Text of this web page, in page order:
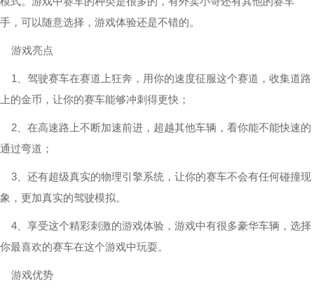
手，可以随意选择，游戏体验还是不错的。
游戏亮点
1、驾驶赛车在赛道上狂奔，用你的速度征服这个赛道，收集道路
上的金币，让你的赛车能够冲刺得更快；
2、在高速路上不断加速前进，超越其他车辆，看你能不能快速的
通过弯道；
3、还有超级真实的物理引擎系统，让你的赛车不会有任何碰撞现
象，更加真实的驾驶模拟。
4、享受这个精彩刺激的游戏体验，游戏中有很多豪华车辆，选择
你最喜欢的赛车在这个游戏中玩耍。
游戏优势